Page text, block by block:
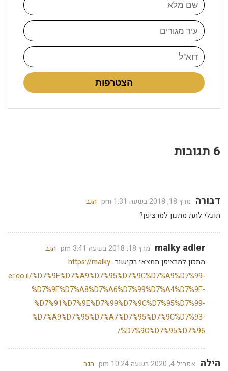
הצטרפות
6 תגובות
דבורה מרץ 18, 2018 בשעה 1:31 pm
הגב
תוכלי לתת מתכון למרציפן?
malky adler מרץ 18, 2018 בשעה 3:41 pm
הגב
מתכון למרציפן תמצאי בקישור https://malky-
%D7%9E%D7%A9%D7%95%D7%9C%D7%A9%D7%99-
%D7%9E%D7%A8%D7%A6%D7%99%D7%A4%D7%9F-
%D7%91%D7%9E%D7%99%D7%9C%D7%95%D7%99-
%D7%A9%D7%95%D7%A7%D7%95%D7%9C%D7%93-
%D7%9C%D7%95%D7%96/
הילה אפריל 4, 2020 בשעה 10:24 pm
הגב